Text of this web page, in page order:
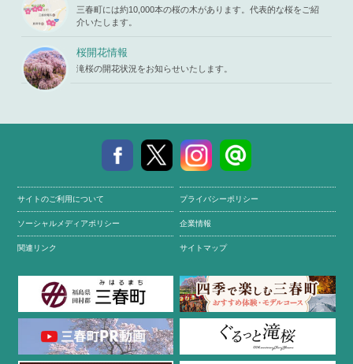
三春町には約10,000本の桜の木があります。代表的な桜をご紹
介いたします。
桜開花情報
滝桜の開花状況をお知らせいたします。
サイトのご利用について プライバシーポリシー
ソーシャルメディアポリシー 企業情報
関連リンク サイトマップ